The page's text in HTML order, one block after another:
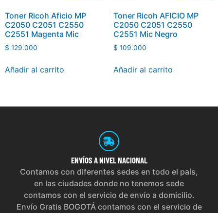
Toner Ricoh Aficio MP
C2050 C2051 C2550
C2551 Magenta Mic
$ 129.000
Añadir al carrito
Toner Ricoh AFICIO MP
C2050 C2051 C2550
C2551 Mic Negro
$ 109.000
Añadir al carrito
ENVÍOS A NIVEL NACIONAL
Contamos con diferentes sedes en todo el país,
en las ciudades donde no tenemos sede
contamos con el servicio de envío a domicilio.
Envío Gratis BOGOTÁ contamos con el servicio de